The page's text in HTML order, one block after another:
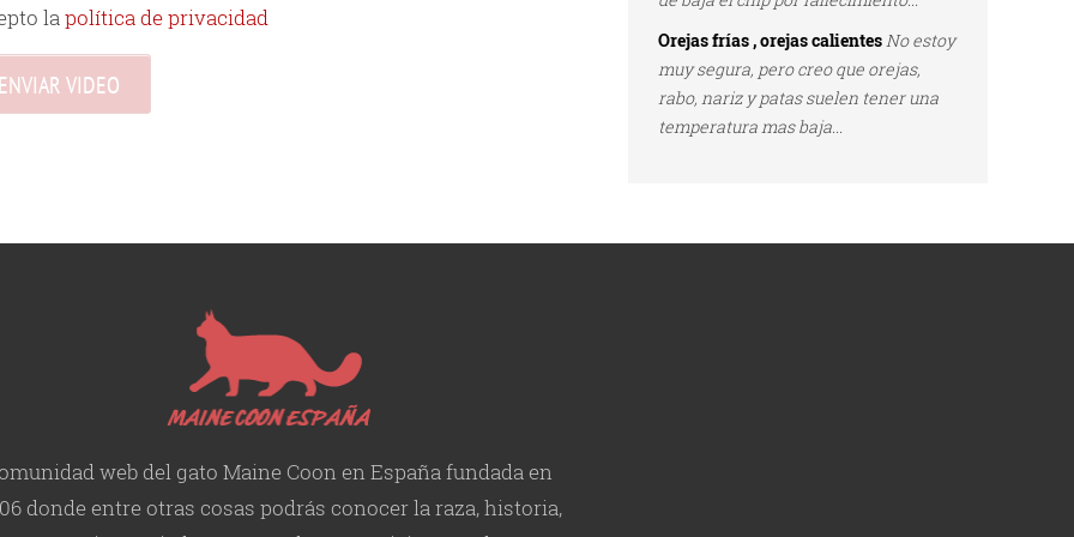
lapolítica de privacidad
Orejas frías , orejas calientesNo estoy
muy segura, pero creo que orejas,
rabo, nariz y patas suelen tener una
temperatura mas baja...
web del gato Maine Coon en España fundada en
donde entre otras cosas podrás conocer la raza, historia,